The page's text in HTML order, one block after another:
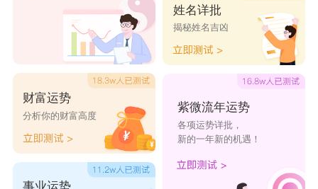
示女孩子梦想远大，寄托着父母希望她梦想成真、
心想事成的愿望。
梦泽的音律是：第四声和第二声，属于读起来比较
爽朗的名字;泽字表示女孩懂得感恩，不忘初心，
不忘报恩。
(柏岚)bó、lán
柏是左右结构，是典型的木字旁的字，一般用作男
孩名，在这里反其道而行之，寓意着女孩像男孩一
财富运势
分析你的财富高度
姓名详批
揭秘姓名吉凶
紫微流年运势
各项运势详批，
新的一年新的机遇！